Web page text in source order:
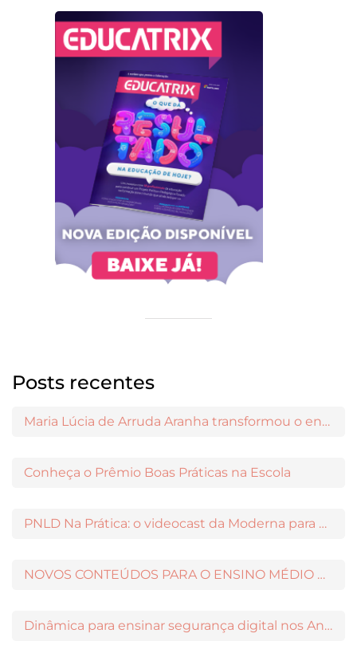
Posts recentes
Maria Lúcia de Arruda Aranha transformou o ensino de Filosofia no Brasil
Conheça o Prêmio Boas Práticas na Escola
PNLD Na Prática: o videocast da Moderna para apoiar a escolha das obras aprovadas
NOVOS CONTEÚDOS PARA O ENSINO MÉDIO DISPONÍVEIS NO MODERNAMIGOS
Dinâmica para ensinar segurança digital nos Anos Iniciais